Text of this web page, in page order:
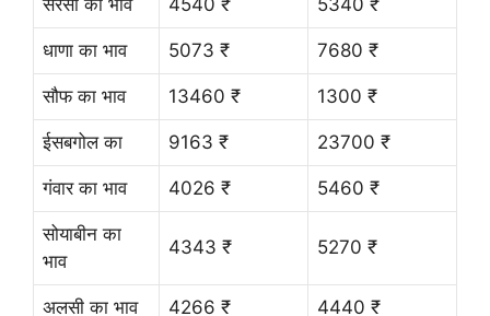
सरसों का भाव 4540 ₹ 5340 ₹
धाणा का भाव 5073 ₹ 7680 ₹
सौफ का भाव 13460 ₹ 1300 ₹
ईसबगोल का 9163 ₹ 23700 ₹
गंवार का भाव 4026 ₹ 5460 ₹
सोयाबीन का
भाव
4343 ₹ 5270 ₹
अलसी का भाव 4266 ₹ 4440 ₹